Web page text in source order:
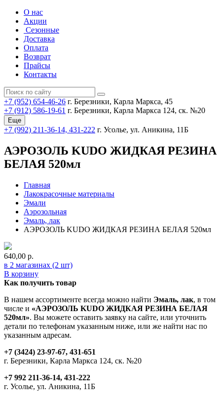
О нас
Акции
Сезонные
Доставка
Оплата
Возврат
Прайсы
Контакты
+7 (952) 654-46-26 г. Березники, Карла Маркса, 45
+7 (912) 586-19-61 г. Березники, Карла Маркса 124, ск. №20
Еще
+7 (992) 211-36-14, 431-222 г. Усолье, ул. Аникина, 11Б
АЭРОЗОЛЬ KUDO ЖИДКАЯ РЕЗИНА
БЕЛАЯ 520мл
Главная
Лакокрасочные материалы
Эмали
Аэрозольная
Эмаль, лак
АЭРОЗОЛЬ KUDO ЖИДКАЯ РЕЗИНА БЕЛАЯ 520мл
640,00 р.
в 2 магазинах (2 шт)
В корзину
Как получить товар
В нашем ассортименте всегда можно найти Эмаль, лак, в том
числе и «АЭРОЗОЛЬ KUDO ЖИДКАЯ РЕЗИНА БЕЛАЯ
520мл». Вы можете оставить заявку на сайте, или уточнить
детали по телефонам указанным ниже, или же найти нас по
указанным адресам.
+7 (3424) 23-97-67, 431-651
г. Березники, Карла Маркса 124, ск. №20
+7 992 211-36-14, 431-222
г. Усолье, ул. Аникина, 11Б